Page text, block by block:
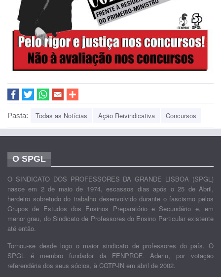
Pasta: Todas as Notícias Ação Reivindicativa Concursos
O SPGL
O SINDICATO DOS PROFESSORES DA GRANDE LISBOA (SPGL)
nasce em 2 de maio de 1974, escassos dias após o 25 de Abril,
herdeiro sobretudo do trabalho desenvolvido durante o fascismo pelos
Grupos de Estudos dos Ensinos Preparatório e Secundário e, em
menor grau, do Sindicato de Professores do Ensino Particular existente
até então.
Tornou-se desde logo o maior sindicato de professores do país. O
SPGL é membro fundador da FENPROF. Aderiu, por votação
referendária dos seus sócios, à CGTP-IN em abril de 2002.